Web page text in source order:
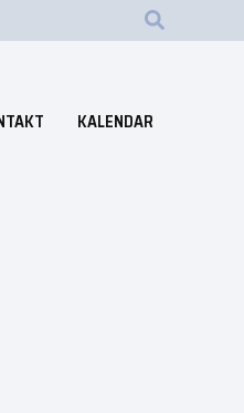
KALENDAR